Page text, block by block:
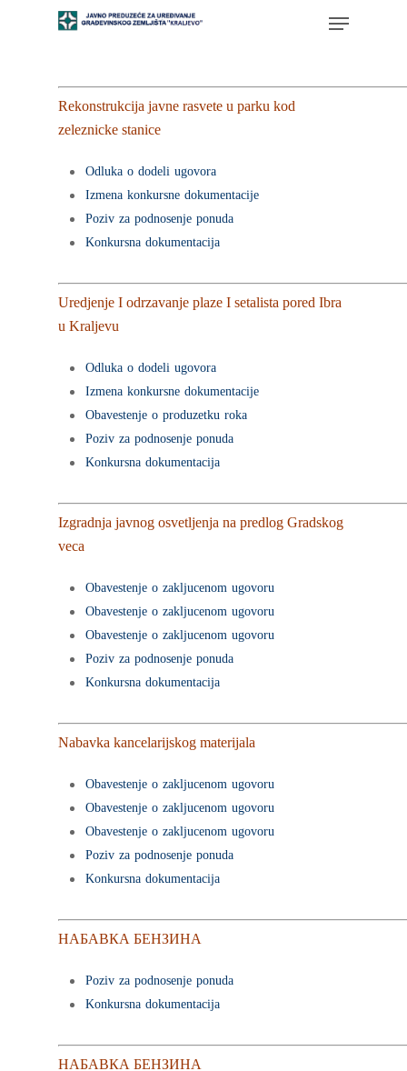
Rekonstrukcija javne rasvete u parku kod
zeleznicke stanice
Odluka o dodeli ugovora
Izmena konkursne dokumentacije
Poziv za podnosenje ponuda
Konkursna dokumentacija
Uredjenje I odrzavanje plaze I setalista pored Ibra
u Kraljevu
Odluka o dodeli ugovora
Izmena konkursne dokumentacije
Obavestenje o produzetku roka
Poziv za podnosenje ponuda
Konkursna dokumentacija
Izgradnja javnog osvetljenja na predlog Gradskog
veca
Obavestenje o zakljucenom ugovoru
Obavestenje o zakljucenom ugovoru
Obavestenje o zakljucenom ugovoru
Poziv za podnosenje ponuda
Konkursna dokumentacija
Nabavka kancelarijskog materijala
Obavestenje o zakljucenom ugovoru
Obavestenje o zakljucenom ugovoru
Obavestenje o zakljucenom ugovoru
Poziv za podnosenje ponuda
Konkursna dokumentacija
НАБАВКА БЕНЗИНА
Poziv za podnosenje ponuda
Konkursna dokumentacija
НАБАВКА БЕНЗИНА